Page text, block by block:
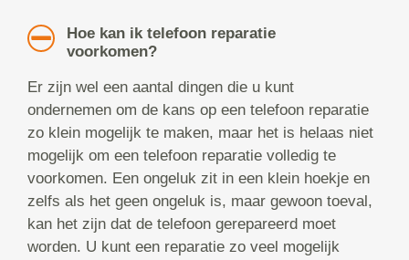
Hoe kan ik telefoon reparatie
voorkomen?
Er zijn wel een aantal dingen die u kunt
ondernemen om de kans op een telefoon reparatie
zo klein mogelijk te maken, maar het is helaas niet
mogelijk om een telefoon reparatie volledig te
voorkomen. Een ongeluk zit in een klein hoekje en
zelfs als het geen ongeluk is, maar gewoon toeval,
kan het zijn dat de telefoon gerepareerd moet
worden. U kunt een reparatie zo veel mogelijk